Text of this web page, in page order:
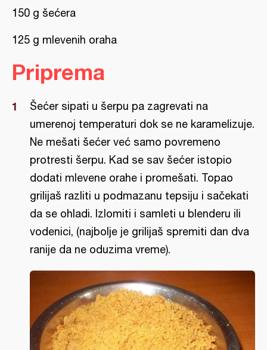
150 g šećera
125 g mlevenih oraha
Priprema
Šećer sipati u šerpu pa zagrevati na
umerenoj temperaturi dok se ne karamelizuje.
Ne mešati šećer već samo povremeno
protresti šerpu. Kad se sav šećer istopio
dodati mlevene orahe i promešati. Topao
grilijaš razliti u podmazanu tepsiju i sačekati
da se ohladi. Izlomiti i samleti u blenderu ili
vodenici, (najbolje je grilijaš spremiti dan dva
ranije da ne oduzima vreme).